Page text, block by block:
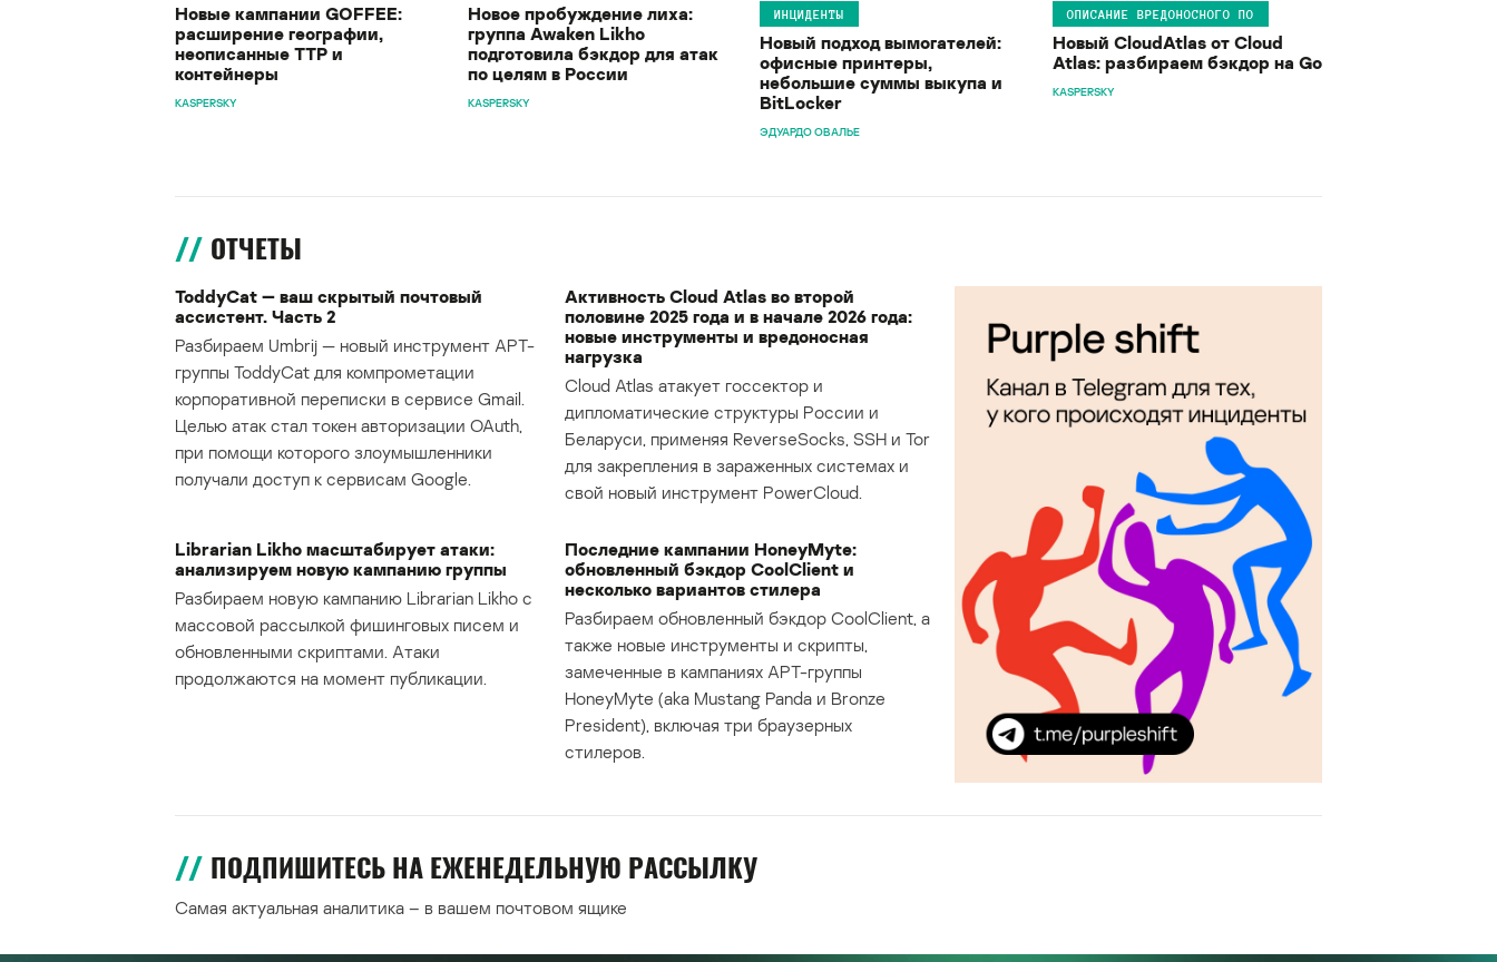
Новые кампании GOFFEE:
расширение географии,
неописанные TTP и
контейнеры
KASPERSKY
Новое пробуждение лиха:
группа Awaken Likho
подготовила бэкдор для атак
по целям в России
KASPERSKY
ИНЦИДЕНТЫ
Новый подход вымогателей:
офисные принтеры,
небольшие суммы выкупа и
BitLocker
ЭДУАРДО ОВАЛЬЕ
ОПИСАНИЕ ВРЕДОНОСНОГО ПО
Новый CloudAtlas от Cloud
Atlas: разбираем бэкдор на Go
KASPERSKY
ОТЧЕТЫ
ToddyCat — ваш скрытый почтовый
ассистент. Часть 2
Разбираем Umbrij — новый инструмент APT-
группы ToddyCat для компрометации
корпоративной переписки в сервисе Gmail.
Целью атак стал токен авторизации OAuth,
при помощи которого злоумышленники
получали доступ к сервисам Google.
Активность Cloud Atlas во второй
половине 2025 года и в начале 2026 года:
новые инструменты и вредоносная
нагрузка
Cloud Atlas атакует госсектор и
дипломатические структуры России и
Беларуси, применяя ReverseSocks, SSH и Tor
для закрепления в зараженных системах и
свой новый инструмент PowerCloud.
Librarian Likho масштабирует атаки:
анализируем новую кампанию группы
Разбираем новую кампанию Librarian Likho с
массовой рассылкой фишинговых писем и
обновленными скриптами. Атаки
продолжаются на момент публикации.
Последние кампании HoneyMyte:
обновленный бэкдор CoolClient и
несколько вариантов стилера
Разбираем обновленный бэкдор CoolClient, а
также новые инструменты и скрипты,
замеченные в кампаниях APT-группы
HoneyMyte (aka Mustang Panda и Bronze
President), включая три браузерных
стилеров.
ПОДПИШИТЕСЬ НА ЕЖЕНЕДЕЛЬНУЮ РАССЫЛКУ
Самая актуальная аналитика – в вашем почтовом ящике